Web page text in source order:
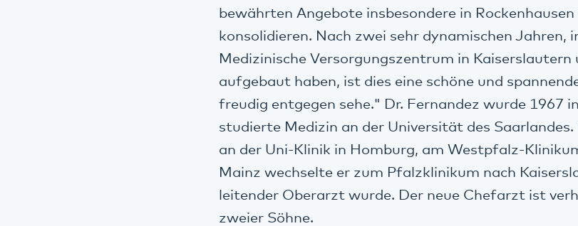
bewährten Angebote insbesondere in Rockenhausen
konsolidieren. Nach zwei sehr dynamischen Jahren,
Medizinische Versorgungszentrum in
aufgebaut haben, ist dies eine schöne und
freudig entgegen sehe." Dr. Fernandez wurde 1967
studierte Medizin an der Universität des
an der Uni-Klinik in Homburg, am Westpfalz-
Mainz wechselte er zum Pfalzklinikum nach
leitender Oberarzt wurde. Der neue Chefarzt ist
zweier Söhne.